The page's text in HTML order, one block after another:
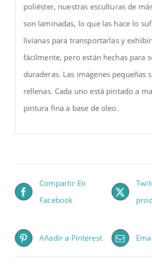
poliéster, nuestras esculturas de
son laminadas, lo que las hace lo
livianas para transportarlas y
fácilmente, pero están hechas para
duraderas. Las imágenes pequeñas
rellenas. Cada uno está pintado a
pintura fina a base de oleo.
Compartir En
Facebook
Añadir a Pinterest